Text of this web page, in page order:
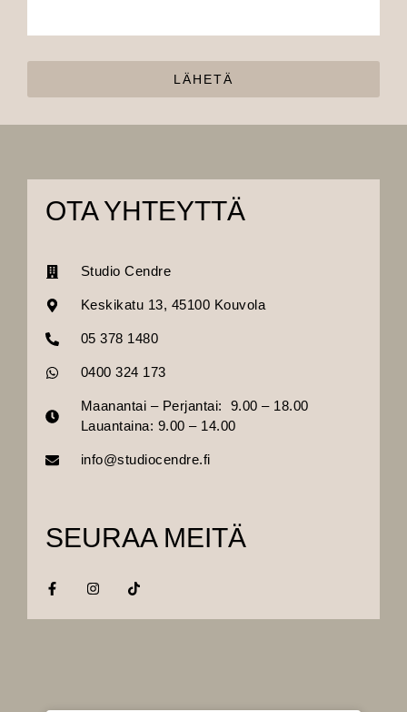
LÄHETÄ
OTA YHTEYTTÄ
Studio Cendre
Keskikatu 13, 45100 Kouvola
05 378 1480
0400 324 173
Maanantai – Perjantai: 9.00 – 18.00
Lauantaina: 9.00 – 14.00
info@studiocendre.fi
SEURAA MEITÄ